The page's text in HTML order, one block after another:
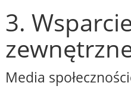
3.
Media